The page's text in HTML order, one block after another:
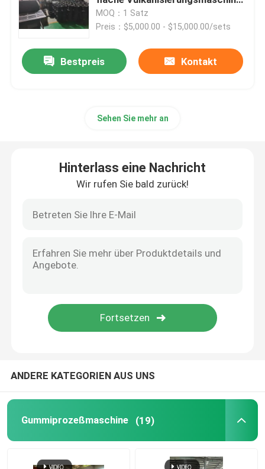
Mischende Mühlgummimaschine
Gummipulver-Fertigungsstraße
Gummivulkanisierungspresse
Regenerat-Blatt-Linie
Kunststoff-Recycling-Linie
Gummischleifer Machine
Gummikalender-Maschine
SGS
MOQ：1 Satz
Preis：$5,000.00 - $15,000.00/sets
Bestpreis Kontakt
Sehen Sie mehr an
Hinterlass eine Nachricht
Wir rufen Sie bald zurück!
ANDERE KATEGORIEN AUS UNS
Gummiprozeßmaschine (19)